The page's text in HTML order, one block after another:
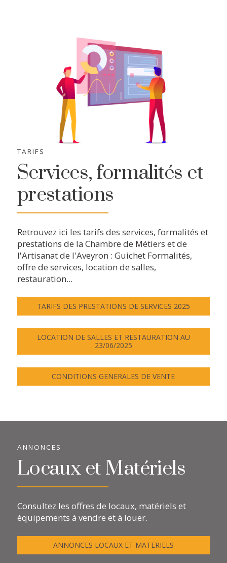
TARIFS
Services, formalités et
prestations
Retrouvez ici les tarifs des services, formalités et
prestations de la Chambre de Métiers et de
l'Artisanat de l'Aveyron : Guichet Formalités,
offre de services, location de salles,
restauration...
TARIFS DES PRESTATIONS DE SERVICES 2025
LOCATION DE SALLES ET RESTAURATION AU
23/06/2025
CONDITIONS GENERALES DE VENTE
ANNONCES
Locaux et Matériels
Consultez les offres de locaux, matériels et
équipements à vendre et à louer.
ANNONCES LOCAUX ET MATERIELS